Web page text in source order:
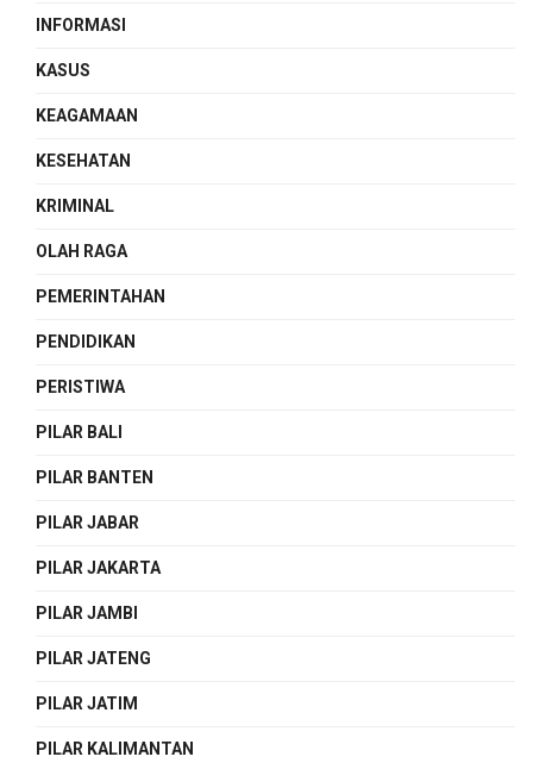
INFORMASI
KASUS
KEAGAMAAN
KESEHATAN
KRIMINAL
OLAH RAGA
PEMERINTAHAN
PENDIDIKAN
PERISTIWA
PILAR BALI
PILAR BANTEN
PILAR JABAR
PILAR JAKARTA
PILAR JAMBI
PILAR JATENG
PILAR JATIM
PILAR KALIMANTAN